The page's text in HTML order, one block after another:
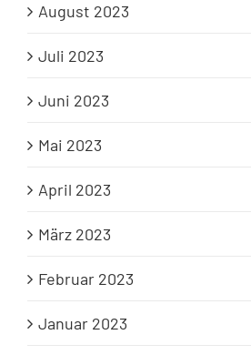
August 2023
Juli 2023
Juni 2023
Mai 2023
April 2023
März 2023
Februar 2023
Januar 2023